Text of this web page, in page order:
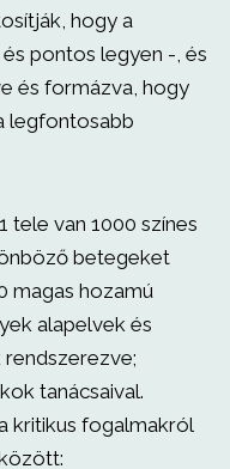
hogy a
pontos legyen -, és
és formázva, hogy
legfontosabb
tele van 1000 színes
betegeket
magas hozamú
alapelvek és
tanácsaival.
kritikus fogalmakról